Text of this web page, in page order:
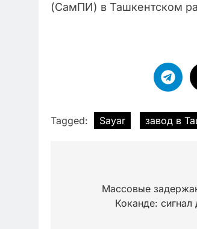
(СамПИ) в Ташкентском
Tagged: Sayar завод в
записям
Массовые
Коканде: сигнал